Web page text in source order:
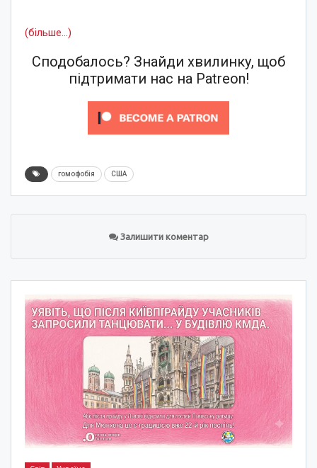
(більше…)
Сподобалось? Знайди хвилинку, щоб
підтримати нас на Patreon!
гомофобія США
Залишити коментар